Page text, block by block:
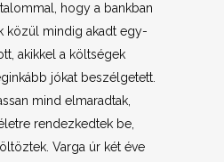
hogy a bankban
közül mindig akadt egy-
akikkel a költségek
jókat beszélgetett.
mind elmaradtak,
rendezkedtek be,
Varga úr két éve